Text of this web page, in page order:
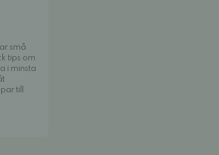
små
tips om
i minsta
till